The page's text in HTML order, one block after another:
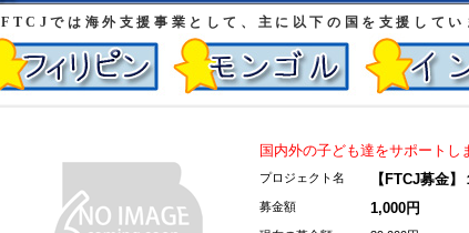
FTCJでは海外支援事業として、主に以下の国を支援してい